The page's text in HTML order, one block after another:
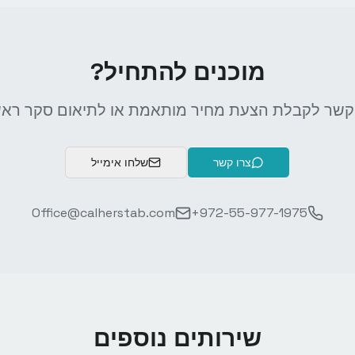
מוכנים להתחיל?
קשר לקבלת הצעת מחיר מותאמת או לתיאום סקר
צרו קשר שלחו אימייל
+972-55-977-1975
Office@calherstab.com
שירותים נוספים